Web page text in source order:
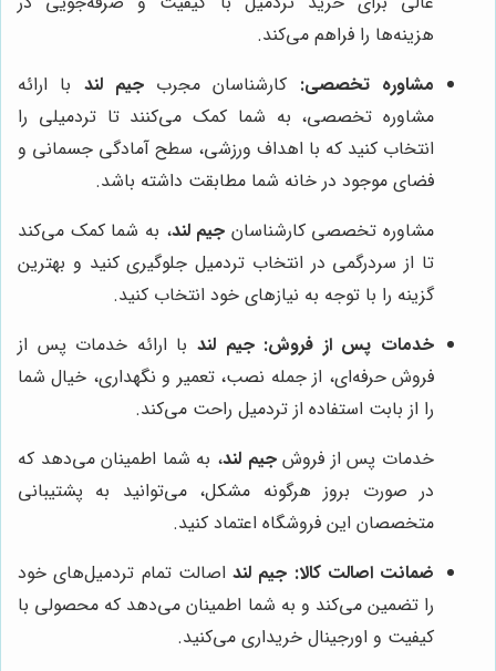
هزینه‌ها را فراهم می‌کند.
مشاوره تخصصی: کارشناسان مجربجیم لند با ارائه
مشاوره تخصصی، به شما کمک می‌کنند تا تردمیلی را
انتخاب کنید که با اهداف ورزشی، سطح آمادگی جسمانی و
فضای موجود در خانه شما مطابقت داشته باشد.
مشاوره تخصصی کارشناسان جیم لند، به شما کمک می‌کند
تا از سردرگمی در انتخاب تردمیل جلوگیری کنید و بهترین
گزینه را با توجه به نیازهای خود انتخاب کنید.
خدمات پس از فروش: جیم لند با ارائه خدمات پس از
فروش حرفه‌ای، از جمله نصب، تعمیر و نگهداری، خیال شما
را از بابت استفاده از تردمیل راحت می‌کند.
خدمات پس از فروشجیم لند، به شما اطمینان می‌دهد که
در صورت بروز هرگونه مشکل، می‌توانید به پشتیبانی
متخصصان این فروشگاه اعتماد کنید.
ضمانت اصالت کالا: جیم لند اصالت تمام تردمیل‌های خود
را تضمین می‌کند و به شما اطمینان می‌دهد که محصولی با
کیفیت و اورجینال خریداری می‌کنید.